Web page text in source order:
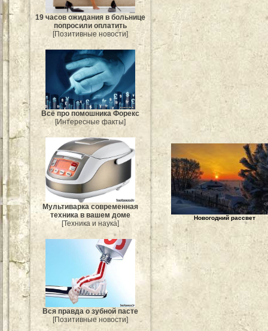
19 часов ожидания в больнице
попросили оплатить
[Позитивные новости]
Всё про помошника Форекс
[Интересные факты]
Мультиварка современная
техника в вашем доме
[Техника и наука]
Вся правда о зубной пасте
[Позитивные новости]
Новогодний рассвет